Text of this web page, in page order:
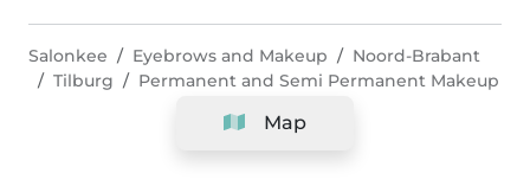
Map
Salonkee Eyebrows and Makeup
Noord-Brabant
Tilburg
Permanent and Semi Permanent Makeup